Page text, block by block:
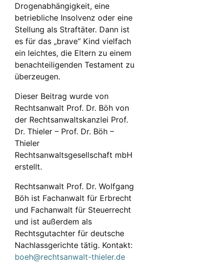
Drogenabhängigkeit, eine
betriebliche Insolvenz oder eine
Stellung als Straftäter. Dann ist
es für das „brave“ Kind vielfach
ein leichtes, die Eltern zu einem
benachteiligenden Testament zu
überzeugen.
Dieser Beitrag wurde von
Rechtsanwalt Prof. Dr. Böh von
der Rechtsanwaltskanzlei Prof.
Dr. Thieler – Prof. Dr. Böh –
Thieler
Rechtsanwaltsgesellschaft mbH
erstellt.
Rechtsanwalt Prof. Dr. Wolfgang
Böh ist Fachanwalt für Erbrecht
und Fachanwalt für Steuerrecht
und ist außerdem als
Rechtsgutachter für deutsche
Nachlassgerichte tätig. Kontakt:
boeh@rechtsanwalt-thieler.de